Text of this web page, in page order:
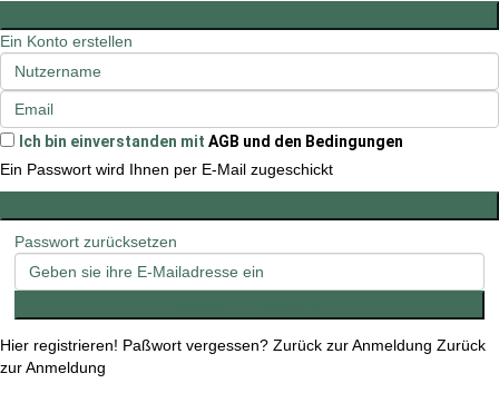
Ein Konto erstellen
Ich bin einverstanden mit AGB und den Bedingungen
Ein Passwort wird Ihnen per E-Mail zugeschickt
Passwort zurücksetzen
Hier registrieren! Paßwort vergessen? Zurück zur Anmeldung Zurück
zur Anmeldung